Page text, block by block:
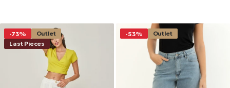
-73%
Outlet
Last Pieces
-53% Outlet